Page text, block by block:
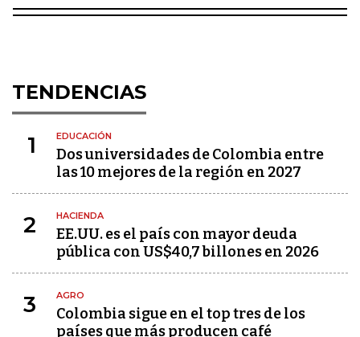
TENDENCIAS
1 EDUCACIÓN
Dos universidades de Colombia entre
las 10 mejores de la región en 2027
2 HACIENDA
EE.UU. es el país con mayor deuda
pública con US$40,7 billones en 2026
3 AGRO
Colombia sigue en el top tres de los
países que más producen café